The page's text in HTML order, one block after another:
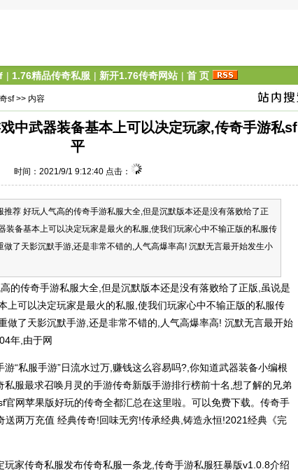
| 1.76精品传奇私服 | 新开1.76传奇网站 | 首 页
sf>> 内容
中武器装备基本上可以决定玩家,传奇手游私sf
平
时间：2021/9/1 9:12:40 点击：
好玩人气高的传奇手游私服大全,但是沉默版本还是没有落败给了正
装备基本上可以决定玩家是最火的私服,使我们玩家心中不输正版的私服传
了天影沉默手游,还是非常不错的,人气高爆率高! 沉默无言最开始发生小
传奇手游私服大全,但是沉默版本还是没有落败给了正版,虽说是
上可以决定玩家是最火的私服,使我们玩家心中不输正版的私服传
做了天影沉默手游,还是非常不错的,人气高爆率高! 沉默无言最开始
年,由于网
“私服手游”日流水过万,赚钱这么容易吗?,你知道武器装备小编根
私服最求召唤月灵的手游传奇新版手游排行榜前十名,想了解的兄弟
网苹果版好玩的传奇全都汇总在这里啦。可以免费下载。 传奇手
送两万充值 经典传奇!回味无穷!传承经典,铸造永恒!2021经典《完
玩家传奇私服发布传奇私服一条龙,传奇手游私服狂暴版v1.0.8介绍